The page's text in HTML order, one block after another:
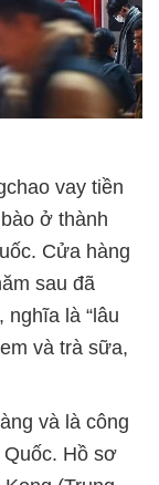
vay tiền
ở thành
Cửa hàng
sau đã
là “lâu
và trà sữa,
và là công
Hồ sơ